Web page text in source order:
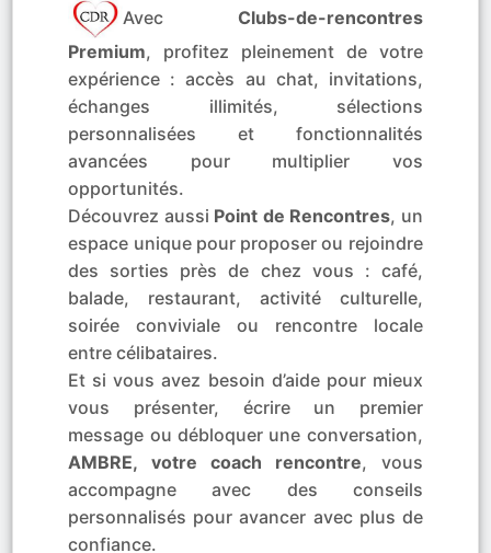
Avec Clubs-de-rencontres
Premium, profitez pleinement de votre
expérience : accès au chat, invitations,
échanges illimités, sélections
personnalisées et fonctionnalités
avancées pour multiplier vos
opportunités.
Découvrez aussi Point de Rencontres, un
espace unique pour proposer ou rejoindre
des sorties près de chez vous : café,
balade, restaurant, activité culturelle,
soirée conviviale ou rencontre locale
entre célibataires.
Et si vous avez besoin d’aide pour mieux
vous présenter, écrire un premier
message ou débloquer une conversation,
AMBRE, votre coach rencontre, vous
accompagne avec des conseils
personnalisés pour avancer avec plus de
confiance.